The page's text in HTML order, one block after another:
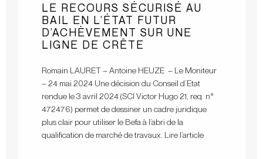
LE RECOURS SÉCURISÉ AU
BAIL EN L’ÉTAT FUTUR
D’ACHÈVEMENT SUR UNE
LIGNE DE CRÊTE
Romain LAURET – Antoine HEUZE – Le Moniteur
– 24 mai 2024 Une décision du Conseil d’Etat
rendue le 3 avril 2024 (SCI Victor Hugo 21, req. n°
472476) permet de dessiner un cadre juridique
plus clair pour utiliser le Befa à l’abri de la
qualification de marché de travaux. Lire l’article